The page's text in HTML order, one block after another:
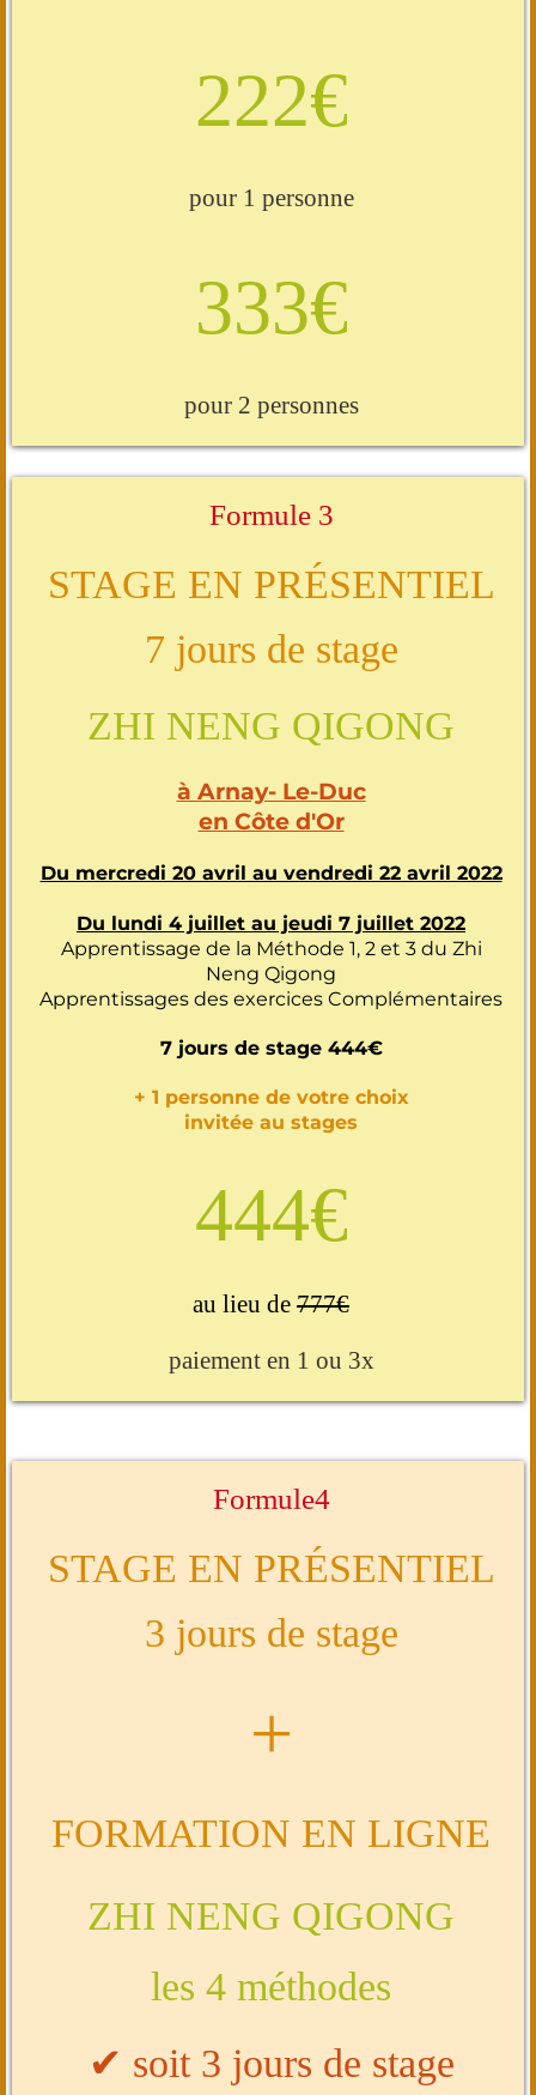
222€
pour 1 personne
333€
pour 2 personnes
Formule 3
STAGE EN PRÉSENTIEL
7 jours de stage
ZHI NENG QIGONG
à Arnay- Le-Duc
en Côte d'Or
Du mercredi 20 avril au vendredi 22 avril 2022
Du lundi 4 juillet au jeudi 7 juillet 2022
Apprentissage de la Méthode 1, 2 et 3 du Zhi
Neng Qigong
Apprentissages des exercices Complémentaires
7 jours de stage 444€
+ 1 personne de votre choix
invitée au stages
444€
au lieu de 777€
paiement en 1 ou 3x
Formule4
STAGE EN PRÉSENTIEL
3 jours de stage
+
FORMATION EN LIGNE
ZHI NENG QIGONG
les 4 méthodes
✔︎ soit 3 jours de stage